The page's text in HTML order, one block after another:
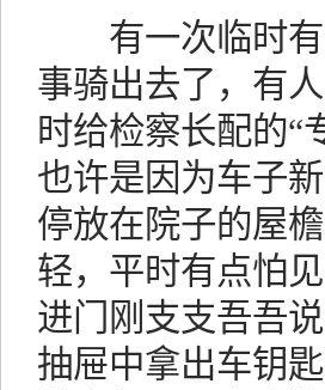
有一次临时有
事骑出去了，有
时给检察长配的“
也许是因为车子
停放在院子的屋
轻，平时有点怕
进门刚支支吾吾
抽屉中拿出车钥